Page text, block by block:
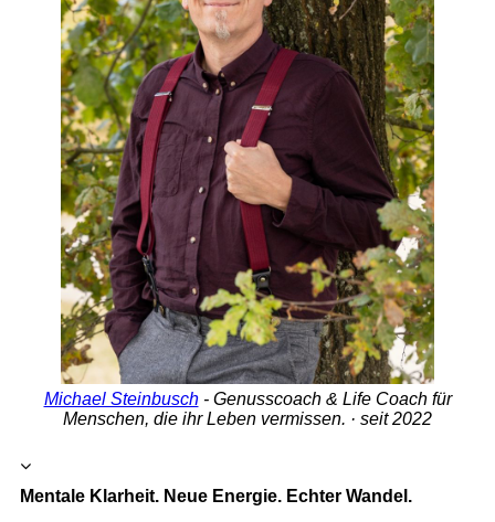
Michael Steinbusch- Genusscoach & Life Coach für
Menschen, die ihr Leben vermissen. · seit 2022
Mentale Klarheit. Neue Energie. Echter Wandel.